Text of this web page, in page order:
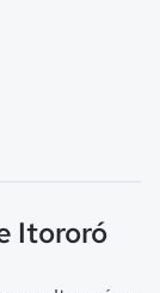
Itororó